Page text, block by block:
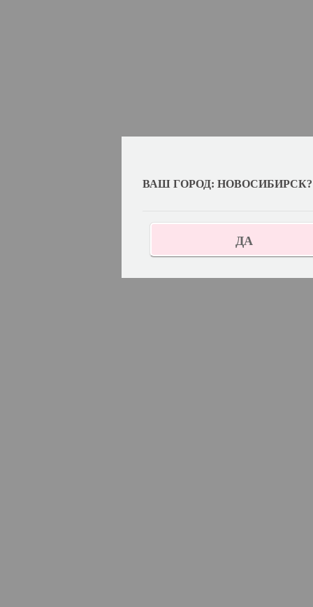
ВАШ ГОРОД: НОВОСИБИРСК?
ДА